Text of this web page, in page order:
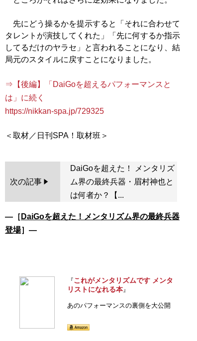
先にどう操るかを提示すると「それに合わせて
タレントが演技してくれた」「先に何するか指示
してるだけのヤラセ」と言われることになり、結
局元のスタイルに戻すことになりました。
⇒【後編】「DaiGoを超えるパフォーマンスと
は」に続く
https://nikkan-spa.jp/729325
次の記事
DaiGoを超えた！ メンタリズ
ム界の最終兵器・眉村神也と
は何者か？【...
―［ DaiGoを超えた！メンタリズム界の最終兵器
登場］―
『これがメンタリズムです メンタ
リストになれる本』
あのパフォーマンスの裏側を大公開